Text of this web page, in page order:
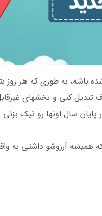
به طوری که هر روز
تبدیل کنی و بخشهای
سال اونها رو تیک بزنی